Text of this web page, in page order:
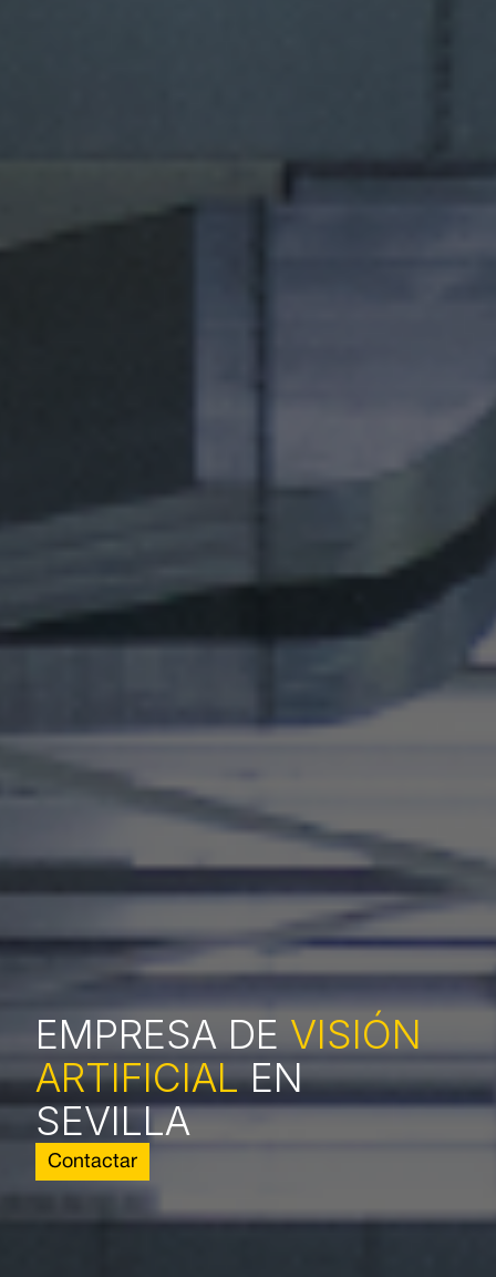
EMPRESA DE VISIÓN
ARTIFICIALEN
SEVILLA
Contactar